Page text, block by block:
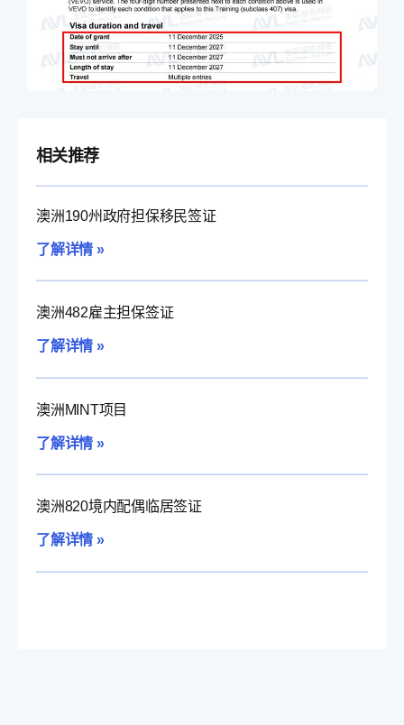
相关推荐
澳洲190州政府担保移民签证
了解详情 »
澳洲482雇主担保签证
了解详情 »
澳洲MINT项目
了解详情 »
澳洲820境内配偶临居签证
了解详情 »